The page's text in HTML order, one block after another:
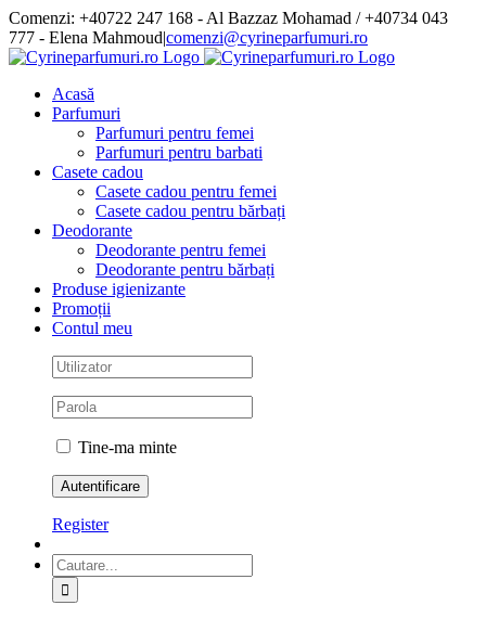
Skip
to
content
Comenzi: +40722 247 168 - Al Bazzaz Mohamad / +40734 043
777 - Elena Mahmoud|comenzi@cyrineparfumuri.ro
Facebook
Acasă
Parfumuri
Parfumuri pentru femei
Parfumuri pentru barbati
Casete cadou
Casete cadou pentru femei
Casete cadou pentru bărbați
Deodorante
Deodorante pentru femei
Deodorante pentru bărbați
Produse igienizante
Promoții
Contul meu
Tine-ma minte
Register
Cautare...